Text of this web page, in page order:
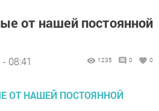
от нашей постоянной
08:41 1235 0 0